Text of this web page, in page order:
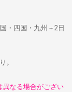
・四国・九州～2日
り。
。
異なる場合がござい